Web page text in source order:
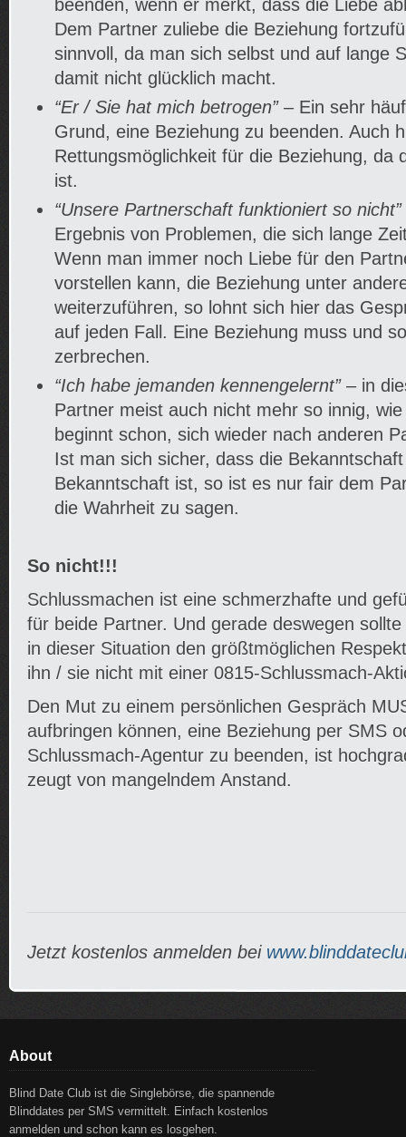
beenden, wenn er merkt, dass die Liebe
Dem Partner zuliebe die Beziehung
sinnvoll, da man sich selbst und auf lange
damit nicht glücklich macht.
“Er / Sie hat mich betrogen”– Ein sehr
Grund, eine Beziehung zu beenden. Auch
Rettungsmöglichkeit für die Beziehung, da
ist.
“Unsere Partnerschaft funktioniert so nicht”
Ergebnis von Problemen, die sich lange
Wenn man immer noch Liebe für den
vorstellen kann, die Beziehung unter
weiterzuführen, so lohnt sich hier das
auf jeden Fall. Eine Beziehung muss und
zerbrechen.
“Ich habe jemanden kennengelernt”– in
Partner meist auch nicht mehr so innig,
beginnt schon, sich wieder nach anderen
Ist man sich sicher, dass die
Bekanntschaft ist, so ist es nur fair dem
die Wahrheit zu sagen.
So nicht!!!
Schlussmachen ist eine schmerzhafte und
für beide Partner. Und gerade deswegen
in dieser Situation den größtmöglichen
ihn / sie nicht mit einer 0815-Schlussmach-
Den Mut zu einem persönlichen Gespräch
aufbringen können, eine Beziehung per SMS
Schlussmach-Agentur zu beenden, ist
zeugt von mangelndem Anstand.
Jetzt kostenlos anmelden bei
About
Blind Date Club ist die Singlebörse, die spannende
Blinddates per SMS vermittelt. Einfach kostenlos
anmelden und schon kann es losgehen.